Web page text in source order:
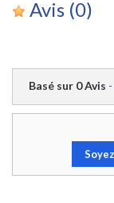
Avis (0)
Basé sur 0Avis -